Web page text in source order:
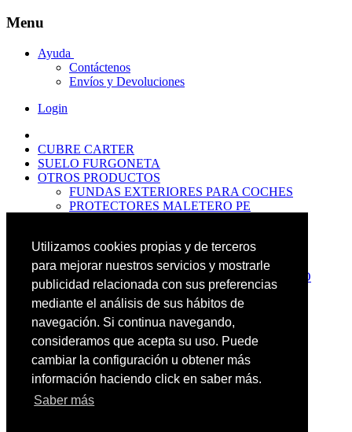
Utilizamos cookies propias y de terceros
para mejorar nuestros servicios y mostrarle
publicidad relacionada con sus preferencias
mediante el análisis de sus hábitos de
navegación. Si continua navegando,
consideramos que acepta su uso. Puede
cambiar la configuración u obtener más
información haciendo click en saber más.
Saber más
Menu
Ayuda
Contáctenos
Envíos y Devoluciones
Login
CUBRE CARTER
SUELO FURGONETA
OTROS PRODUCTOS
FUNDAS EXTERIORES PARA COCHES
PROTECTORES MALETERO PE
PREMIUM
PROTECTORES MALETERO PE
PROTECTORES DE MALETERO CAUCHO
BASIC
ALFOMBRILLAS GOMA PREMIUM
ALFOMBRILLAS GOMA BASIC
OFERTAS
NOVEDADES
CONTACTO